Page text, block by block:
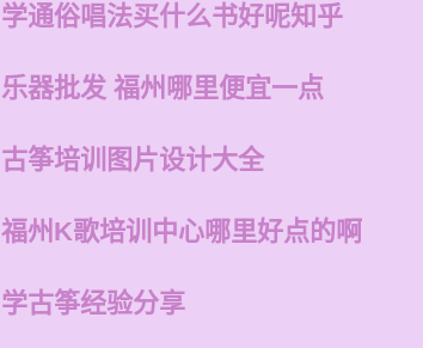
学通俗唱法买什么书好呢知乎
乐器批发 福州哪里便宜一点
古筝培训图片设计大全
福州K歌培训中心哪里好点的啊
学古筝经验分享